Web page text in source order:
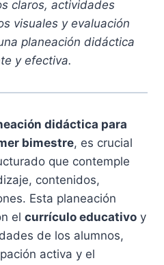
claros, actividades
visuales y evaluación
planeación didáctica
y efectiva.
didáctica para
bimestre, es crucial
que contemple
contenidos,
Esta planeación
el currículo educativo y
de los alumnos,
activa y el